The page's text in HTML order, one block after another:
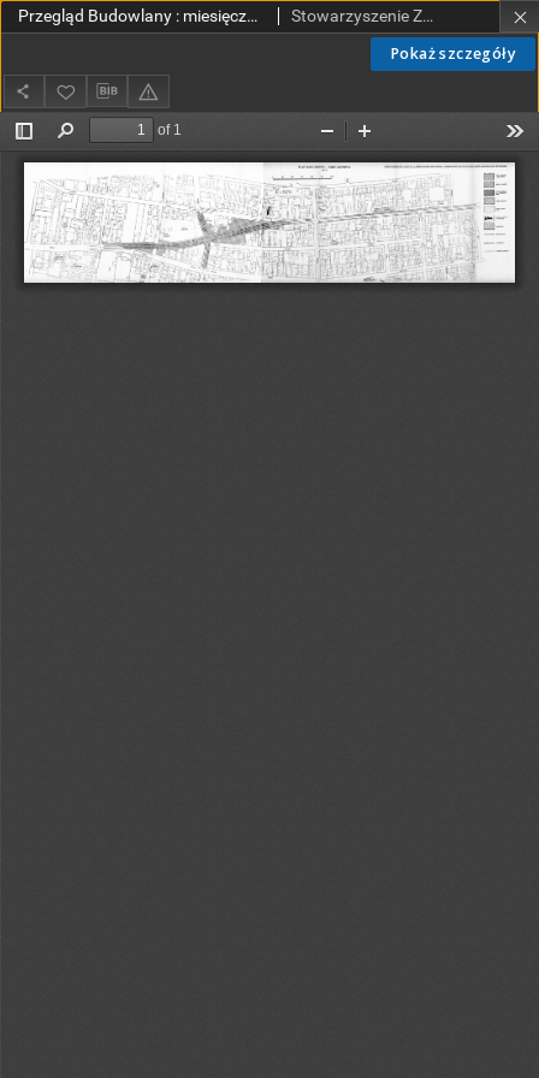
Pokaż szczegóły
Przegląd Budowlany : miesięcznik poświęcony sprawom budownictwa : organ Stowarzyszenia Zawodowego Przemysłowców Budowlanych R. P. R. 21 nr 3 (1949) - rys. 8 Plan placu budowy - część zachodnia - rys. 8 Wkładka do artykułu - Michał Rojowski „Organizacja budowy TrasyW—Z na odcinku „Zachód", wykonywanym przez PPB „BETON-STAL" - rys. 8 Stowarzyszenie Zawodowe Przemysłowców Budowlanych Rzeczypospolitej Polskiej.